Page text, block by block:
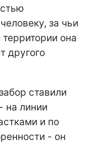
за чьи
она
другого
ставили
на линии
и по
- он